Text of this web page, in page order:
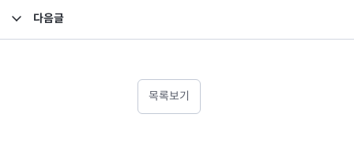
다음글
목록보기